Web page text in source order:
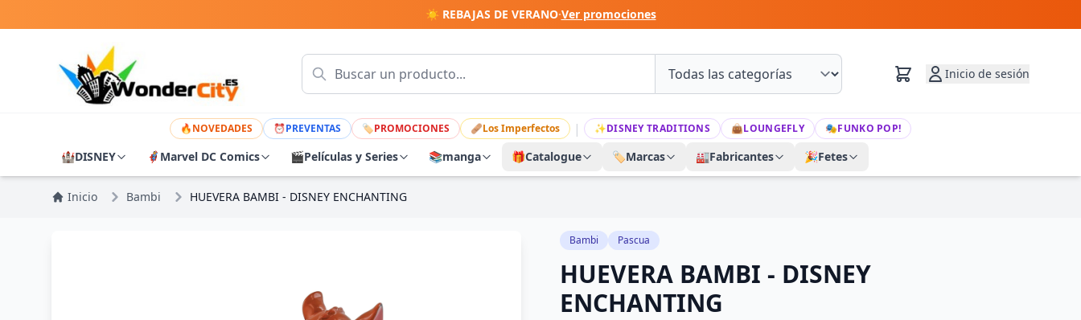
☀️ REBAJAS DE VERANO·Ver promociones
Inicio de sesión
🔥NOVEDADES ⏰PREVENTAS 🏷PROMOCIONES 🩹Los Imperfectos | ✨DISNEY TRADITIONS 👜LOUNGEFLY 🎭FUNKO POP!
🏰DISNEY 🦸 Marvel DC Comics 🎬Películas y Series 📚manga 🎁Catalogue 🏷️Marcas 🏭Fabricantes 🎉Fetes
Inicio Bambi HUEVERA BAMBI - DISNEY ENCHANTING
Bambi Pascua
HUEVERA BAMBI - DISNEY
ENCHANTING